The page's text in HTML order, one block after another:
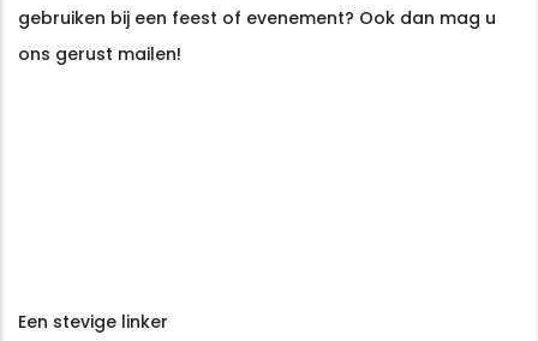
gebruiken bij een feest of evenement? Ook dan mag u
ons gerust mailen!
Een stevige linker